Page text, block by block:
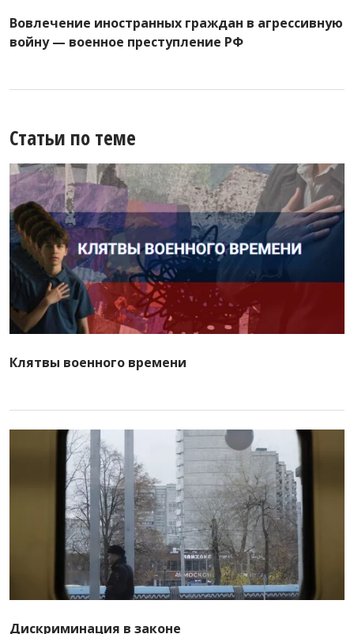
Вовлечение иностранных граждан в агрессивную
войну — военное преступление РФ
Статьи по теме
Клятвы военного времени
Дискриминация в законе